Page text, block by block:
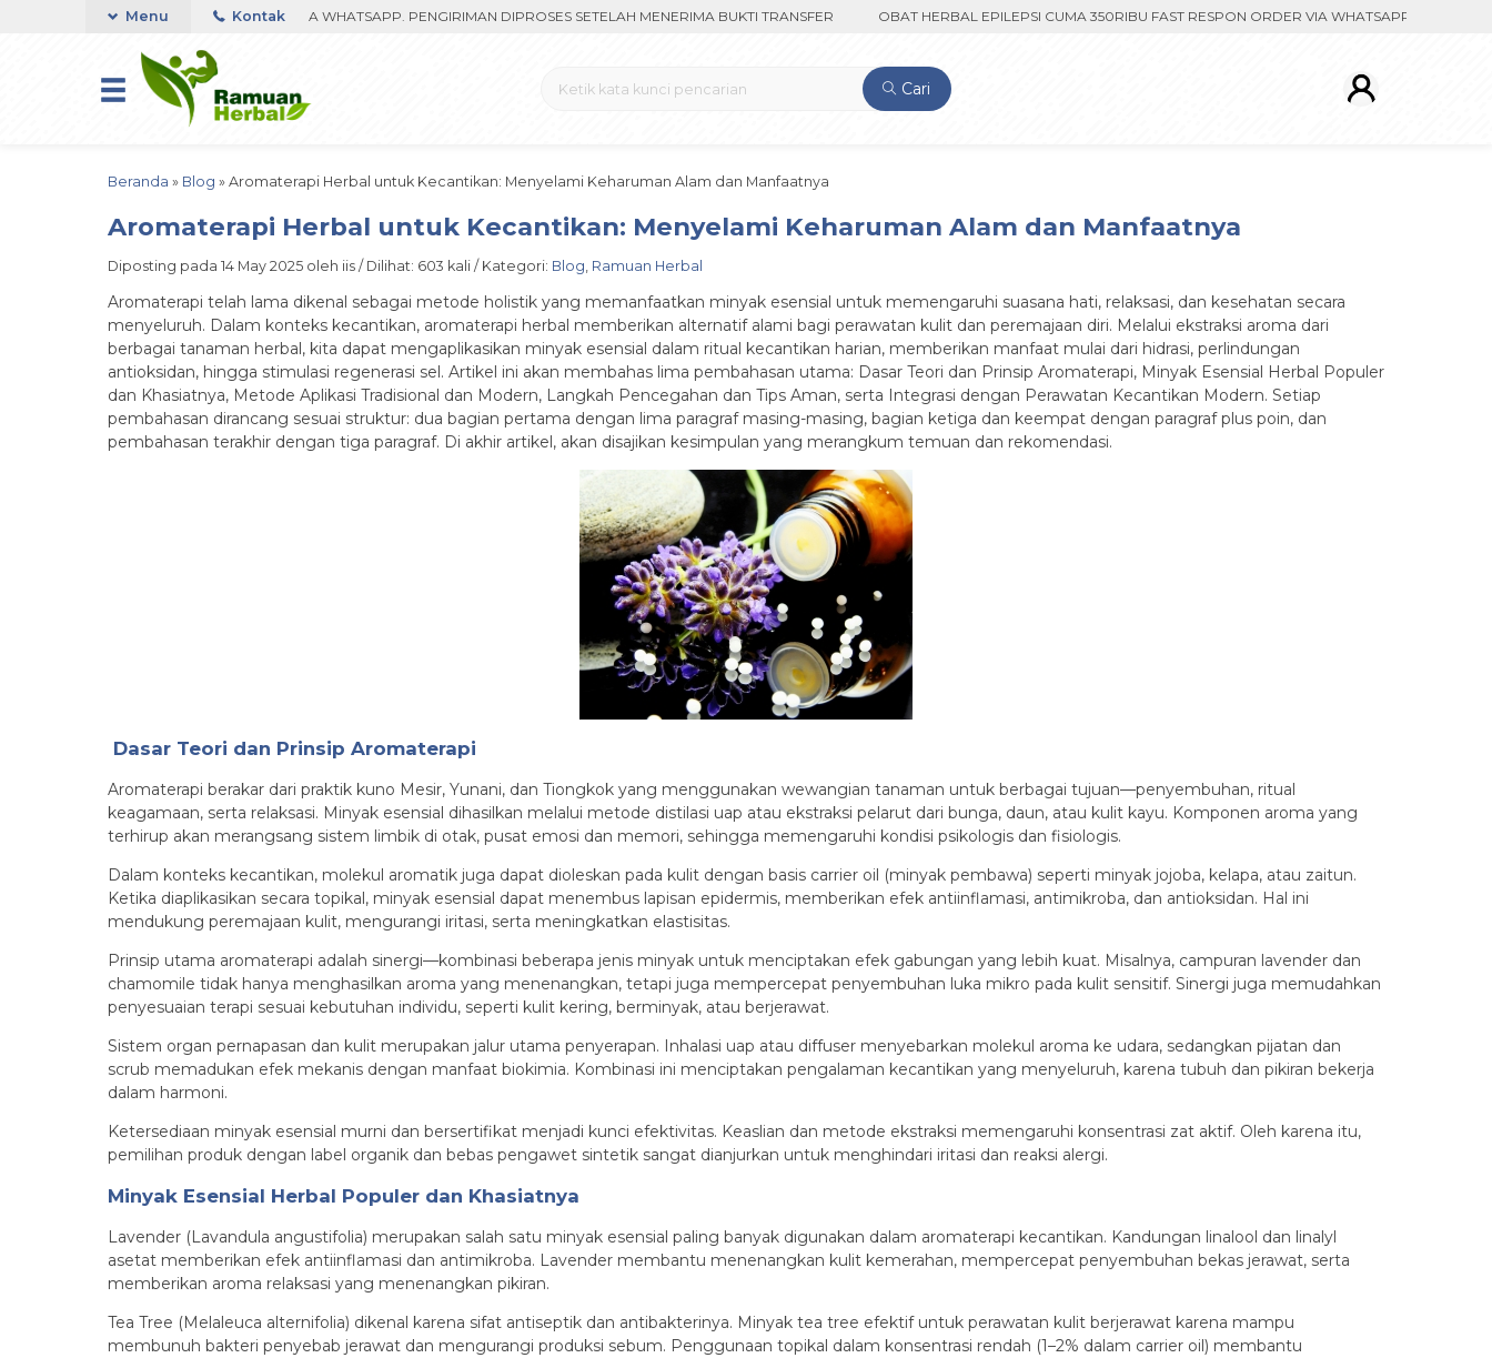
350RIBU FAST RESPON ORDER VIA WHATSAPP. PENGIRIMAN DIPROSES SETELAH MENERIMA BUKTI TRANSFER OBAT HERBAL EPILEPSI CUMA 350RIBU FAST RESPON ORDER VIA WHATSAPP. PENGIRIMAN
Menu Kontak
Cari
Beranda » Blog » Aromaterapi Herbal untuk Kecantikan: Menyelami Keharuman Alam dan Manfaatnya
Aromaterapi Herbal untuk Kecantikan: Menyelami Keharuman Alam dan Manfaatnya
Diposting pada 14 May 2025 oleh iis / Dilihat: 603 kali / Kategori: Blog, Ramuan Herbal
Aromaterapi telah lama dikenal sebagai metode holistik yang memanfaatkan minyak esensial untuk memengaruhi suasana hati, relaksasi, dan kesehatan secara
menyeluruh. Dalam konteks kecantikan, aromaterapi herbal memberikan alternatif alami bagi perawatan kulit dan peremajaan diri. Melalui ekstraksi aroma dari
berbagai tanaman herbal, kita dapat mengaplikasikan minyak esensial dalam ritual kecantikan harian, memberikan manfaat mulai dari hidrasi, perlindungan
antioksidan, hingga stimulasi regenerasi sel. Artikel ini akan membahas lima pembahasan utama: Dasar Teori dan Prinsip Aromaterapi, Minyak Esensial Herbal Populer
dan Khasiatnya, Metode Aplikasi Tradisional dan Modern, Langkah Pencegahan dan Tips Aman, serta Integrasi dengan Perawatan Kecantikan Modern. Setiap
pembahasan dirancang sesuai struktur: dua bagian pertama dengan lima paragraf masing-masing, bagian ketiga dan keempat dengan paragraf plus poin, dan
pembahasan terakhir dengan tiga paragraf. Di akhir artikel, akan disajikan kesimpulan yang merangkum temuan dan rekomendasi.
Dasar Teori dan Prinsip Aromaterapi
Aromaterapi berakar dari praktik kuno Mesir, Yunani, dan Tiongkok yang menggunakan wewangian tanaman untuk berbagai tujuan—penyembuhan, ritual
keagamaan, serta relaksasi. Minyak esensial dihasilkan melalui metode distilasi uap atau ekstraksi pelarut dari bunga, daun, atau kulit kayu. Komponen aroma yang
terhirup akan merangsang sistem limbik di otak, pusat emosi dan memori, sehingga memengaruhi kondisi psikologis dan fisiologis.
Dalam konteks kecantikan, molekul aromatik juga dapat dioleskan pada kulit dengan basis carrier oil (minyak pembawa) seperti minyak jojoba, kelapa, atau zaitun.
Ketika diaplikasikan secara topikal, minyak esensial dapat menembus lapisan epidermis, memberikan efek antiinflamasi, antimikroba, dan antioksidan. Hal ini
mendukung peremajaan kulit, mengurangi iritasi, serta meningkatkan elastisitas.
Prinsip utama aromaterapi adalah sinergi—kombinasi beberapa jenis minyak untuk menciptakan efek gabungan yang lebih kuat. Misalnya, campuran lavender dan
chamomile tidak hanya menghasilkan aroma yang menenangkan, tetapi juga mempercepat penyembuhan luka mikro pada kulit sensitif. Sinergi juga memudahkan
penyesuaian terapi sesuai kebutuhan individu, seperti kulit kering, berminyak, atau berjerawat.
Sistem organ pernapasan dan kulit merupakan jalur utama penyerapan. Inhalasi uap atau diffuser menyebarkan molekul aroma ke udara, sedangkan pijatan dan
scrub memadukan efek mekanis dengan manfaat biokimia. Kombinasi ini menciptakan pengalaman kecantikan yang menyeluruh, karena tubuh dan pikiran bekerja
dalam harmoni.
Ketersediaan minyak esensial murni dan bersertifikat menjadi kunci efektivitas. Keaslian dan metode ekstraksi memengaruhi konsentrasi zat aktif. Oleh karena itu,
pemilihan produk dengan label organik dan bebas pengawet sintetik sangat dianjurkan untuk menghindari iritasi dan reaksi alergi.
Minyak Esensial Herbal Populer dan Khasiatnya
Lavender (Lavandula angustifolia) merupakan salah satu minyak esensial paling banyak digunakan dalam aromaterapi kecantikan. Kandungan linalool dan linalyl
asetat memberikan efek antiinflamasi dan antimikroba. Lavender membantu menenangkan kulit kemerahan, mempercepat penyembuhan bekas jerawat, serta
memberikan aroma relaksasi yang menenangkan pikiran.
Tea Tree (Melaleuca alternifolia) dikenal karena sifat antiseptik dan antibakterinya. Minyak tea tree efektif untuk perawatan kulit berjerawat karena mampu
membunuh bakteri penyebab jerawat dan mengurangi produksi sebum. Penggunaan topikal dalam konsentrasi rendah (1–2% dalam carrier oil) membantu